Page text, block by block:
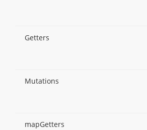
Getters
Mutations
mapGetters